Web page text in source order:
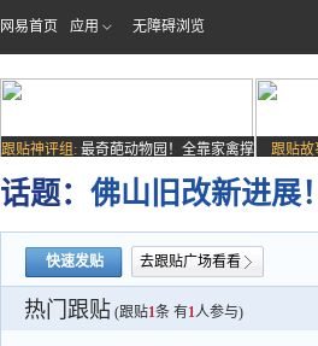
网易首页 应用 无障碍浏览
跟贴神评组: 最奇葩动物园！全靠家禽撑
场子
跟贴故
话题： 佛山旧改新进展
快速发贴 去跟贴广场看看
热门跟贴 (跟贴1条 有1人参与)